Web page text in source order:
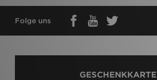
Folge uns
GESCHENKKARTE